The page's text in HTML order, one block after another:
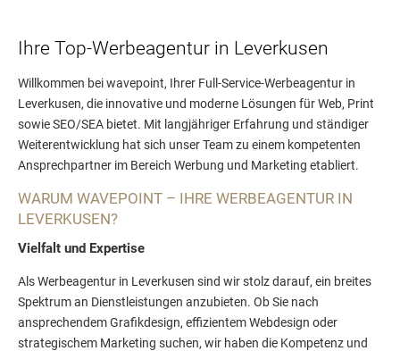
Ihre Top-Werbeagentur in Leverkusen
Willkommen bei wavepoint, Ihrer Full-Service-Werbeagentur in
Leverkusen, die innovative und moderne Lösungen für Web, Print
sowie SEO/SEA bietet. Mit langjähriger Erfahrung und ständiger
Weiterentwicklung hat sich unser Team zu einem kompetenten
Ansprechpartner im Bereich Werbung und Marketing etabliert.
WARUM WAVEPOINT – IHRE WERBEAGENTUR IN
LEVERKUSEN?
Vielfalt und Expertise
Als Werbeagentur in Leverkusen sind wir stolz darauf, ein breites
Spektrum an Dienstleistungen anzubieten. Ob Sie nach
ansprechendem Grafikdesign, effizientem Webdesign oder
strategischem Marketing suchen, wir haben die Kompetenz und